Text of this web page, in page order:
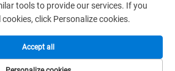
tools to provide our services. If you
click Personalize cookies.
Accept all